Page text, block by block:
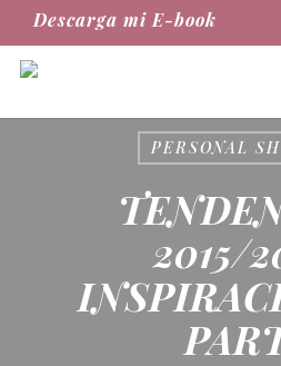
main
Descarga mi E-book
PERSONAL
2015/